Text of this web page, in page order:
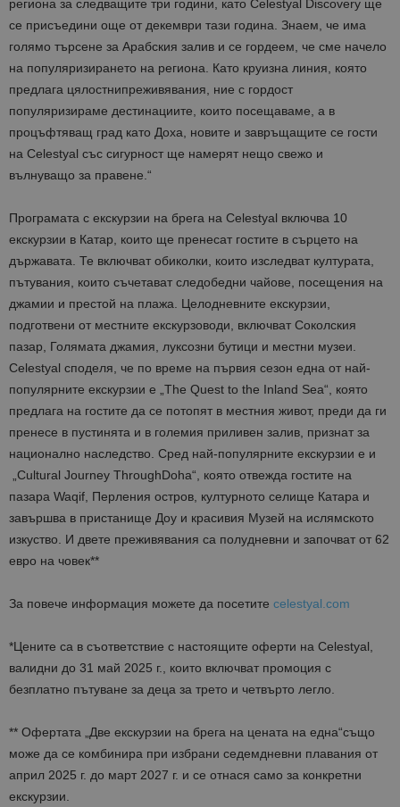
региона за следващите три години, като Celestyal Discovery ще
се присъедини още от декември тази година. Знаем, че има
голямо търсене за Арабския залив и се гордеем, че сме начело
на популяризирането на региона. Като круизна линия, която
предлага цялостнипреживявания, ние с гордост
популяризираме дестинациите, които посещаваме, а в
процъфтяващ град като Доха, новите и завръщащите се гости
на Celestyal със сигурност ще намерят нещо свежо и
вълнуващо за правене.“
Програмата с екскурзии на брега на Celestyal включва 10
екскурзии в Катар, които ще пренесат гостите в сърцето на
държавата. Те включват обиколки, които изследват културата,
пътувания, които съчетават следобедни чайове, посещения на
джамии и престой на плажа. Целодневните екскурзии,
подготвени от местните екскурзоводи, включват Соколския
пазар, Голямата джамия
луксозни бутици и местни музеи.
Celestyal споделя , че по време на първия сезон една от най-
популярните екскурзии е „ The Quest to the Inland Sea“, която
предлага на гостите да се потопят в местния живот, преди да ги
пренесе в пустинята и в големия приливен залив, признат за
национално наследство. Сред най-популярните екскурзии е и
Cultural Journey ThroughDoha“, която отвежда гостите на
пазара Waqif , Перления остров, културното селище Катара и
завършва в пристанище Доу и красивия Музей на ислямското
изкуство. И двете преживявания са полудневни и започват от 62
евро на човек**
За повече информация можете да посетите celestyal.com
*Цените са в съответствие с настоящите оферти на Celestyal,
валидни до 31 май 2025 г., които включват промоция с
безплатно пътуване за деца за трето и четвърто легло.
** Офертата „Две екскурзии на брега на цената на една“също
може да се комбинира при избрани седемдневни плавания от
април 2025 г. до март 2027 г. и се отнася само за конкретни
екскурзии